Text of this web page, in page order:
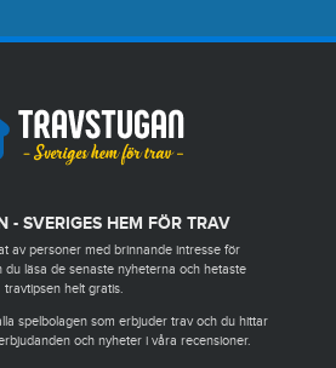
- SVERIGES HEM FÖR TRAV
av personer med brinnande intresse för
läsa de senaste nyheterna och hetaste
travtipsen helt gratis.
spelbolagen som erbjuder trav och du hittar
och nyheter i våra recensioner.